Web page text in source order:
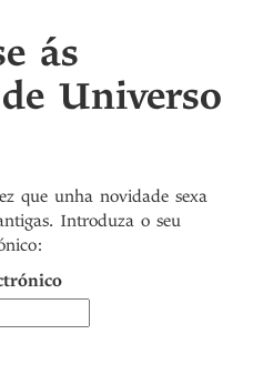
ás
Universo
que unha novidade sexa
Introduza o seu